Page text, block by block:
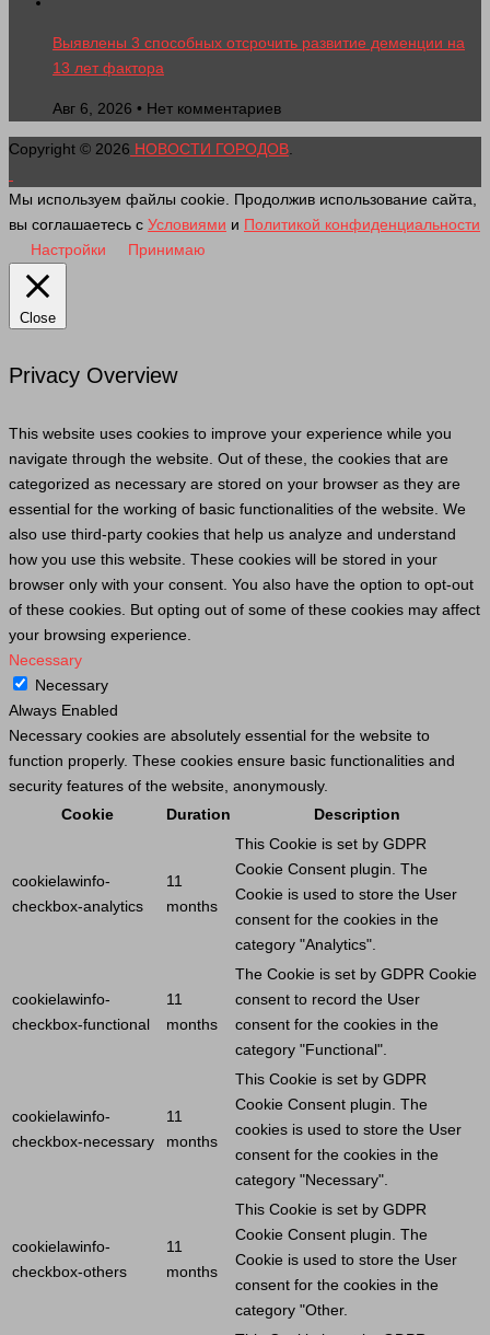
Выявлены 3 способных отсрочить развитие деменции на
13 лет фактора
Авг 6, 2026 • Нет комментариев
Copyright © 2026 НОВОСТИ ГОРОДОВ.
Мы используем файлы cookie. Продолжив использование сайта,
вы соглашаетесь с Условиями и Политикой конфиденциальности
Настройки
Принимаю
Close
Privacy Overview
This website uses cookies to improve your experience while you
navigate through the website. Out of these, the cookies that are
categorized as necessary are stored on your browser as they are
essential for the working of basic functionalities of the website. We
also use third-party cookies that help us analyze and understand
how you use this website. These cookies will be stored in your
browser only with your consent. You also have the option to opt-out
of these cookies. But opting out of some of these cookies may affect
your browsing experience.
Necessary
Necessary
Always Enabled
Necessary cookies are absolutely essential for the website to
function properly. These cookies ensure basic functionalities and
security features of the website, anonymously.
Cookie
Duration Description
cookielawinfo-
checkbox-analytics
11
months
This Cookie is set by GDPR
Cookie Consent plugin. The
Cookie is used to store the User
consent for the cookies in the
category "Analytics".
cookielawinfo-
checkbox-functional
11
months
The Cookie is set by GDPR Cookie
consent to record the User
consent for the cookies in the
category "Functional".
cookielawinfo-
checkbox-necessary
11
months
This Cookie is set by GDPR
Cookie Consent plugin. The
cookies is used to store the User
consent for the cookies in the
category "Necessary".
cookielawinfo-
checkbox-others
11
months
This Cookie is set by GDPR
Cookie Consent plugin. The
Cookie is used to store the User
consent for the cookies in the
category "Other.